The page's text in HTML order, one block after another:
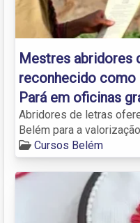
Mestres abridores
reconhecido
Pará em oficinas
Abridores de letras
Belém para a
Cursos Belém